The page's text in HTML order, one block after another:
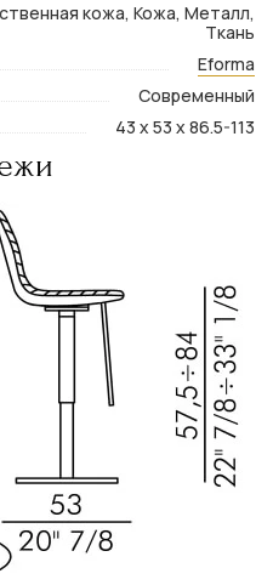
кожа, Кожа, Металл,
Ткань
Eforma
Современный
43 x 53 x 86.5-113